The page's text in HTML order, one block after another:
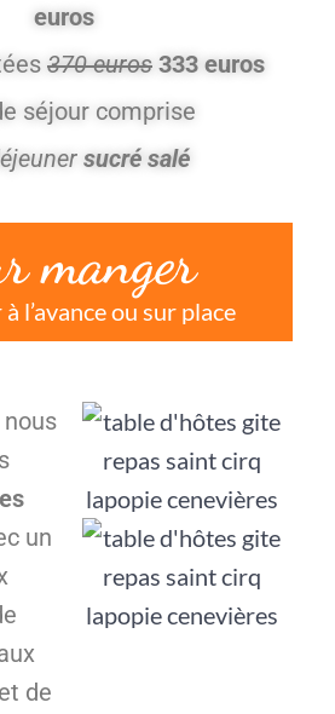
euros
370 euros 333 euros
séjour comprise
sucré salé
manger
l’avance ou sur place
nous
un
de